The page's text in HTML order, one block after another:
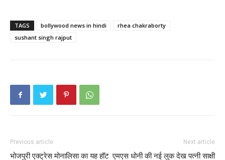
TAGS bollywood news in hindi
rhea chakraborty
sushant singh rajput
Previous article
भोजपुरी एक्ट्रेस मोनालिसा का यह हॉट
Next article
एमएस धोनी की नई लुक देख पत्नी साक्षी